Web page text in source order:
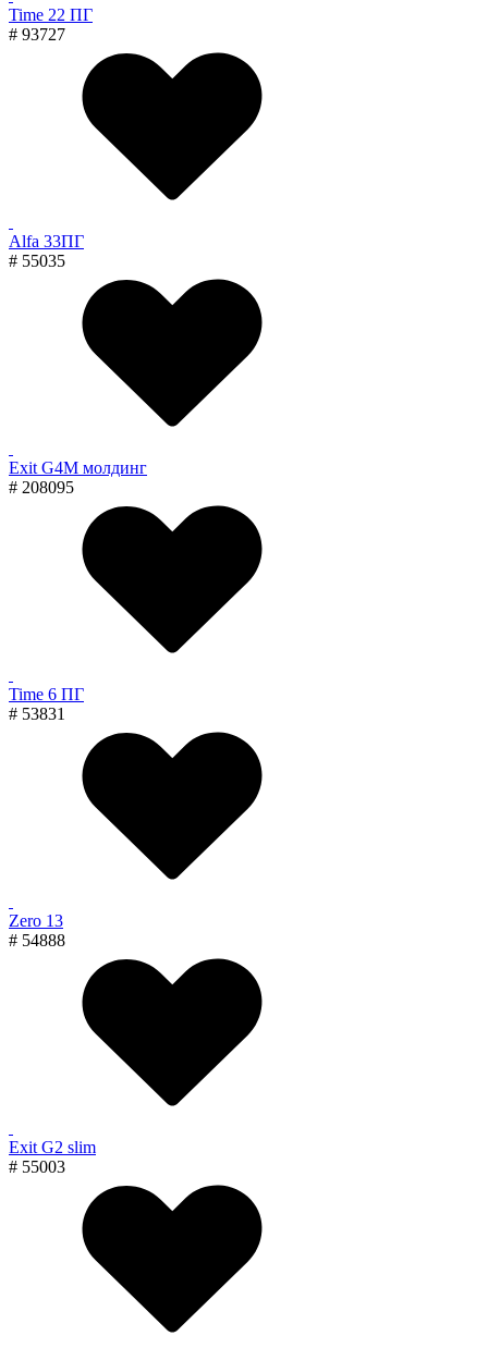
Time 22 ПГ
# 93727
Alfa 33ПГ
# 55035
Exit G4M молдинг
# 208095
Time 6 ПГ
# 53831
Zero 13
# 54888
Exit G2 slim
# 55003